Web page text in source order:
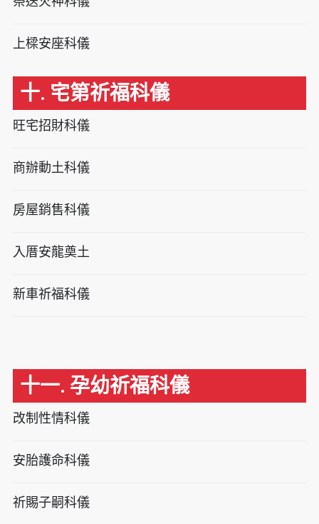
上樑安座科儀
十. 宅第祈福科儀
旺宅招財科儀
商辦動土科儀
房屋銷售科儀
入厝安龍奠土
新車祈福科儀
十一. 孕幼祈福科儀
改制性情科儀
安胎護命科儀
祈賜子嗣科儀